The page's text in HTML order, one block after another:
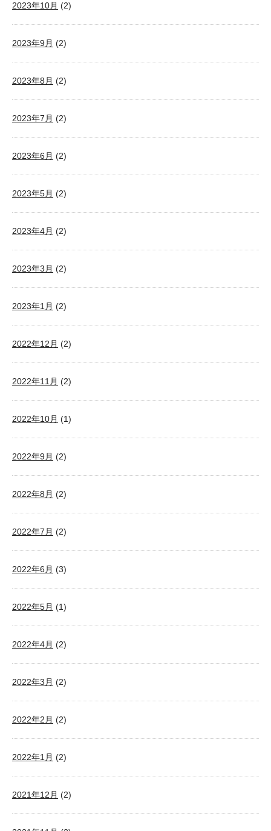
2023年10月 (2)
2023年9月 (2)
2023年8月 (2)
2023年7月 (2)
2023年6月 (2)
2023年5月 (2)
2023年4月 (2)
2023年3月 (2)
2023年1月 (2)
2022年12月 (2)
2022年11月 (2)
2022年10月 (1)
2022年9月 (2)
2022年8月 (2)
2022年7月 (2)
2022年6月 (3)
2022年5月 (1)
2022年4月 (2)
2022年3月 (2)
2022年2月 (2)
2022年1月 (2)
2021年12月 (2)